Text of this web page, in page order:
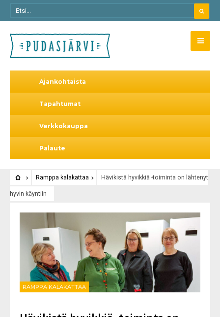
Ajankohtaista
Tapahtumat
Verkkokauppa
Palaute
Ramppa kalakattaa Hävikistä hyvikkiä -toiminta on lähtenyt
hyvin käyntiin
RAMPPA KALAKATTAA